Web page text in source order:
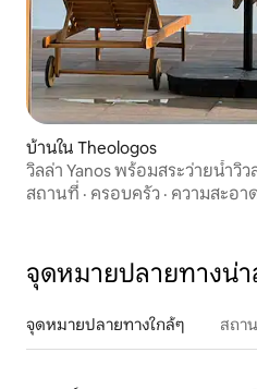
บ้านใน Theologos
วิลล่า Yanos พร้อมสระว่ายน้ำวิว
สถานที่ · ครอบครัว · ความสะอา
จุดหมายปลายทางน่า
จุดหมายปลายทางใกล้ๆ สถา